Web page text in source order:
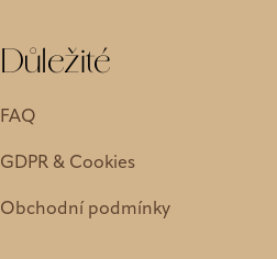
Důležité
FAQ
GDPR & Cookies
Obchodní podmínky